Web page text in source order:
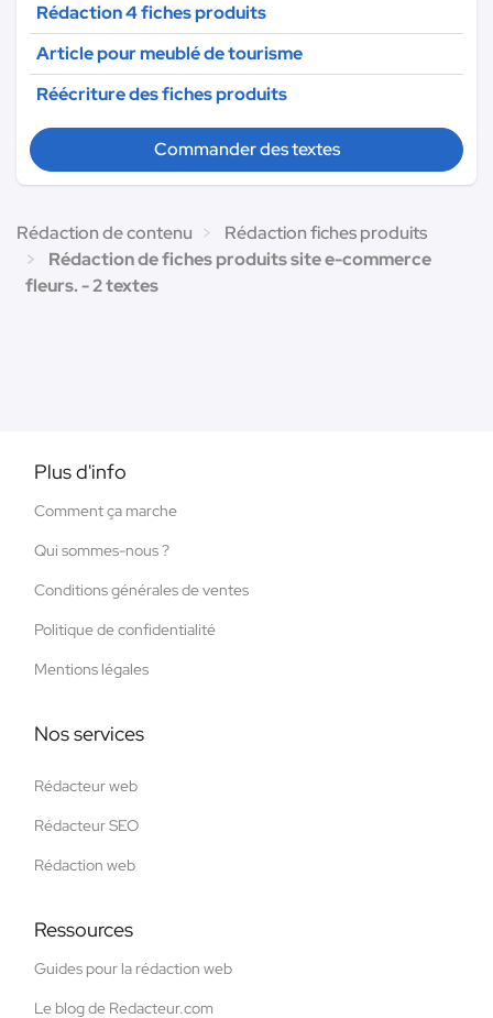
Rédaction 4 fiches produits
Article pour meublé de tourisme
Réécriture des fiches produits
Commander des textes
Rédaction de contenu
Rédaction fiches produits
Rédaction de fiches produits site e-commerce
fleurs. - 2 textes
Plus d'info
Comment ça marche
Qui sommes-nous ?
Conditions générales de ventes
Politique de confidentialité
Mentions légales
Nos services
Rédacteur web
Rédacteur SEO
Rédaction web
Ressources
Guides pour la rédaction web
Le blog de Redacteur.com